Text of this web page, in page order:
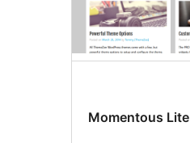
Momentous Lite